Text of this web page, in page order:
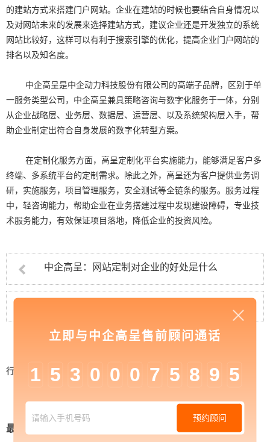
的建站方式来搭建门户网站。企业在建站的时候也要结合自身情况以
及对网站未来的发展来选择建站方式，建议企业还是开发独立的系统
网站比较好，这样可以有利于搜索引擎的优化，提高企业门户网站的
排名以及知名度。
中企高呈是中企动力科技股份有限公司的高端子品牌，区别于单
一服务类型公司，中企高呈兼具策略咨询与数字化服务于一体，分别
从企业战略层、业务层、数据层、运营层、以及系统架构层入手，帮
助企业制定出符合自身发展的数字化转型方案。
在定制化服务方面，高呈定制化平台实施能力，能够满足客户多
终端、多系统平台的定制需求。除此之外，高呈还为客户提供业务调
研，实施服务，项目管理服务，安全测试等全链条的服务。服务过程
中，轻咨询能力，帮助企业在业务搭建过程中发现建设障碍，专业技
术服务能力，有效保证项目落地，降低企业的投资风险。
中企高呈：网站定制对企业的好处是什么
行业资讯
中企高呈：网站建设公司制作门户网站
需要考虑哪些因素
最新新闻
立即与中企高呈售前顾问通话
1 5 3 0 0 0 7 5 8 9 5
预约顾问